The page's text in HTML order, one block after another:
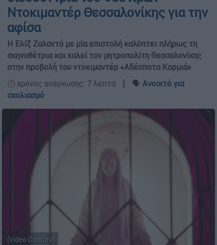
Ντοκιμαντέρ Θεσσαλονίκης για την
αφίσα
Η Ελίζ Ζαλαντό με μία επιστολή καλύπτει πλήρως τη
σκηνοθέτρια και καλεί τον μητροπολίτη Θεσσαλονίκης
στην προβολή του ντοκιμαντέρ «Αδέσποτα Κορμιά»
🕛 χρόνος ανάγνωσης: 7 λεπτά ┋ 🗣️ Ανοικτό για
σχολιασμό
(Video Capture)